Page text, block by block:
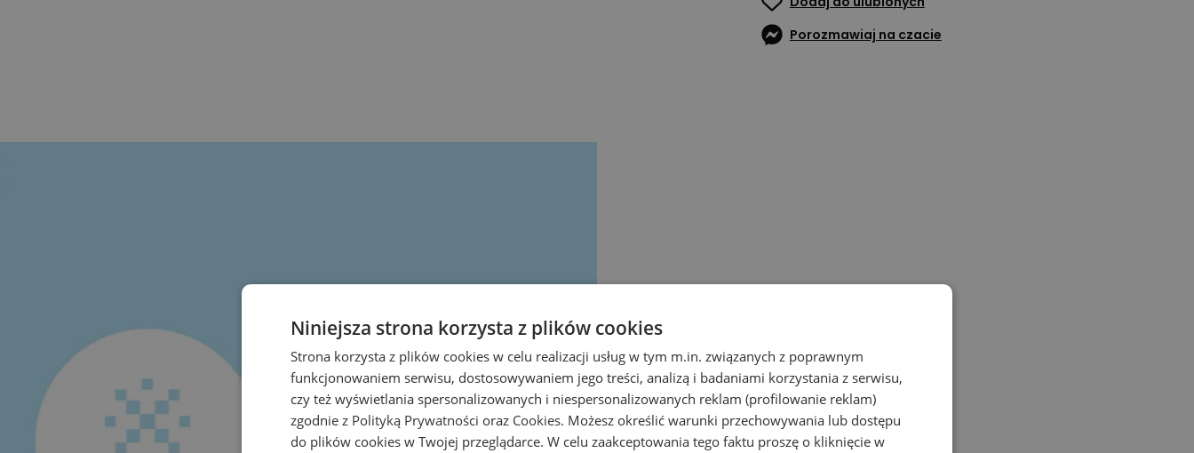
Porozmawiaj na czacie
Niniejsza strona korzysta z plików cookies
Strona korzysta z plików cookies w celu realizacji usług w tym m.in. związanych z poprawnym
funkcjonowaniem serwisu, dostosowywaniem jego treści, analizą i badaniami korzystania z serwisu,
czy też wyświetlania spersonalizowanych i niespersonalizowanych reklam (profilowanie reklam)
zgodnie z Polityką Prywatności oraz Cookies. Możesz określić warunki przechowywania lub dostępu
do plików cookies w Twojej przeglądarce. W celu zaakceptowania tego faktu proszę o kliknięcie w